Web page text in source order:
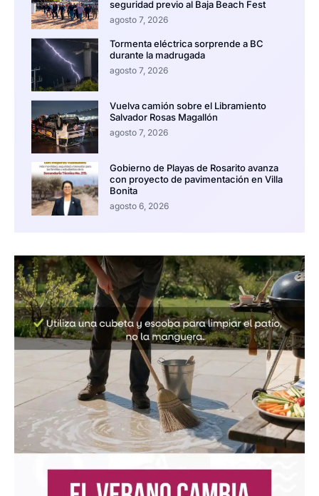
seguridad previo al Baja Beach Fest
agosto 7, 2026
Tormenta eléctrica sorprende a BC
durante la madrugada
agosto 7, 2026
Vuelva camión sobre el Libramiento
Salvador Rosas Magallón
agosto 7, 2026
Gobierno de Playas de Rosarito avanza
con proyecto de pavimentación en Villa
Bonita
agosto 6, 2026